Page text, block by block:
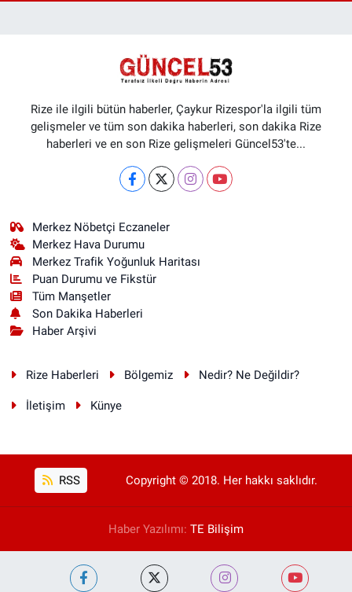
Rize ile ilgili bütün haberler, Çaykur Rizespor'la ilgili tüm
gelişmeler ve tüm son dakika haberleri, son dakika Rize
haberleri ve en son Rize gelişmeleri Güncel53'te...
Merkez Nöbetçi Eczaneler
Merkez Hava Durumu
Merkez Trafik Yoğunluk Haritası
Puan Durumu ve Fikstür
Tüm Manşetler
Son Dakika Haberleri
Haber Arşivi
Rize Haberleri Bölgemiz Nedir? Ne Değildir?
İletişim Künye
RSS Copyright © 2018. Her hakkı saklıdır.
Haber Yazılımı: TE Bilişim